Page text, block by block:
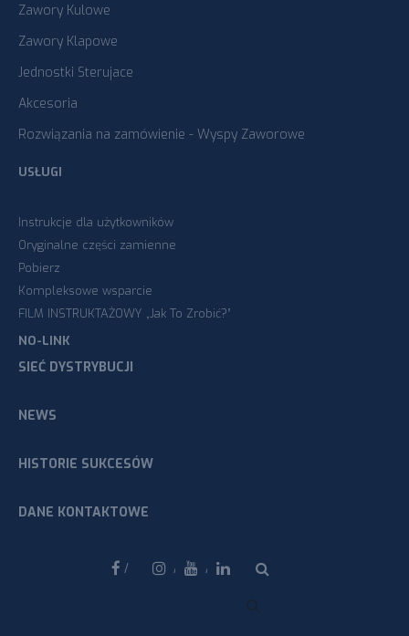
Zawory Kulowe
Zawory Klapowe
Jednostki Sterujace
Akcesoria
Rozwiązania na zamówienie - Wyspy Zaworowe
USŁUGI
Instrukcje dla użytkowników
Oryginalne części zamienne
Pobierz
Kompleksowe wsparcie
FILM INSTRUKTAŻOWY „Jak To Zrobić?”
NO-LINK
SIEĆ DYSTRYBUCJI
NEWS
HISTORIE SUKCESÓW
DANE KONTAKTOWE
Facebook